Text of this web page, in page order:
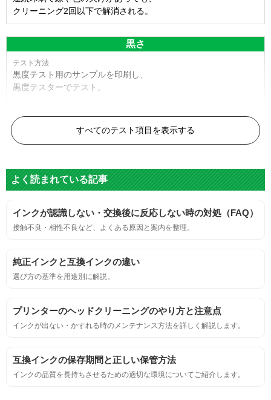
クリーニング2回以下で解消される。
黒さ
黒度テスト用のサンプルを印刷し、
黒度テスターでテスト。
黒度の技術基準に適合する。
標準カラーサンプルを印刷する。
鮮やか、リアル、彩度、シャープなど、
におい
互換性
すべてのテスト項目を表示する
よく読まれている記事
インクが認識しない・交換後に反応しない時の対処（FAQ）
接触不良・相性不良など、よくある原因と案内を整理。
純正インクと互換インクの違い
選び方の基準を用途別に解説。
プリンターのヘッドクリーニングのやり方と注意点
インクが出ない・かすれる時のメンテナンス方法を詳しく解説します。
互換インクの保存期間と正しい保管方法
インクの品質を長持ちさせるための適切な環境についてご紹介します。